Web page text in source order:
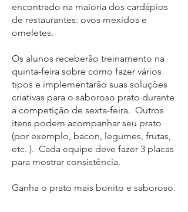
encontrado na maioria dos cardápios
de restaurantes: ovos mexidos e
omeletes.
Os alunos receberão treinamento na
quinta-feira sobre como fazer vários
tipos e implementarão suas soluções
criativas para o saboroso prato durante
a competição de sexta-feira. Outros
itens podem acompanhar seu prato
(por exemplo, bacon, legumes, frutas,
etc. ). Cada equipe deve fazer 3 placas
para mostrar consistência.
Ganha o prato mais bonito e saboroso.